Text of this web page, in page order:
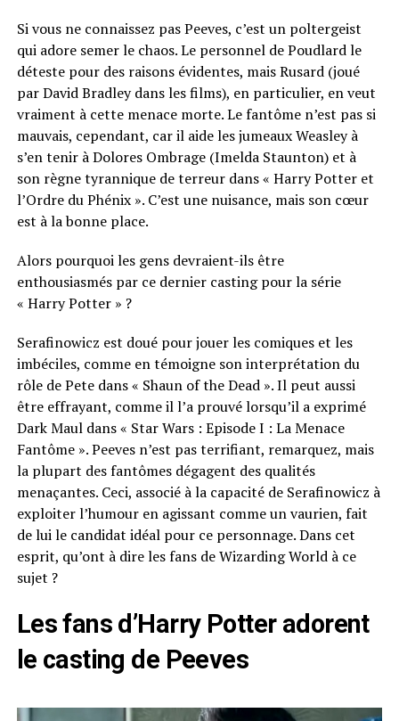
Si vous ne connaissez pas Peeves, c’est un poltergeist
qui adore semer le chaos. Le personnel de Poudlard le
déteste pour des raisons évidentes, mais Rusard (joué
par David Bradley dans les films), en particulier, en veut
vraiment à cette menace morte. Le fantôme n’est pas si
mauvais, cependant, car il aide les jumeaux Weasley à
s’en tenir à Dolores Ombrage (Imelda Staunton) et à
son règne tyrannique de terreur dans « Harry Potter et
l’Ordre du Phénix ». C’est une nuisance, mais son cœur
est à la bonne place.
Alors pourquoi les gens devraient-ils être
enthousiasmés par ce dernier casting pour la série
« Harry Potter » ?
Serafinowicz est doué pour jouer les comiques et les
imbéciles, comme en témoigne son interprétation du
rôle de Pete dans « Shaun of the Dead ». Il peut aussi
être effrayant, comme il l’a prouvé lorsqu’il a exprimé
Dark Maul dans « Star Wars : Episode I : La Menace
Fantôme ». Peeves n’est pas terrifiant, remarquez, mais
la plupart des fantômes dégagent des qualités
menaçantes. Ceci, associé à la capacité de Serafinowicz à
exploiter l’humour en agissant comme un vaurien, fait
de lui le candidat idéal pour ce personnage. Dans cet
esprit, qu’ont à dire les fans de Wizarding World à ce
sujet ?
Les fans d’Harry Potter adorent
le casting de Peeves